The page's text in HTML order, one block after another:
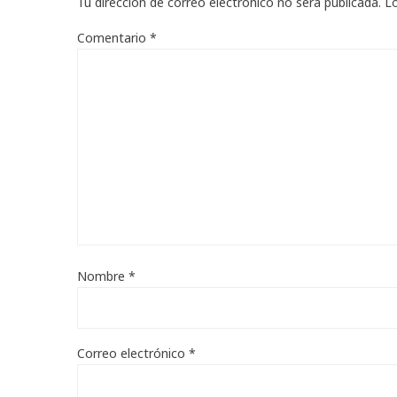
Comentario *
Nombre *
Correo electrónico *